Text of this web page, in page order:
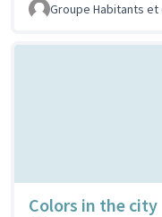
Groupe Habitants
Colors in the city